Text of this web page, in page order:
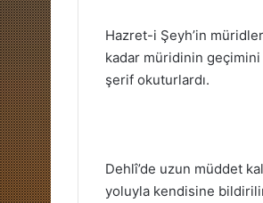
Hazret-i Şeyh’in
kadar müridinin
şerif okuturlardı.
Dehlî’de uzun müddet
yoluyla kendisine